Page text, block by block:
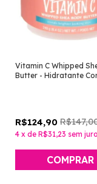
Vitamin C Whipped
Butter - Hidratante
R$124,90
4 x de R$31,23 sem